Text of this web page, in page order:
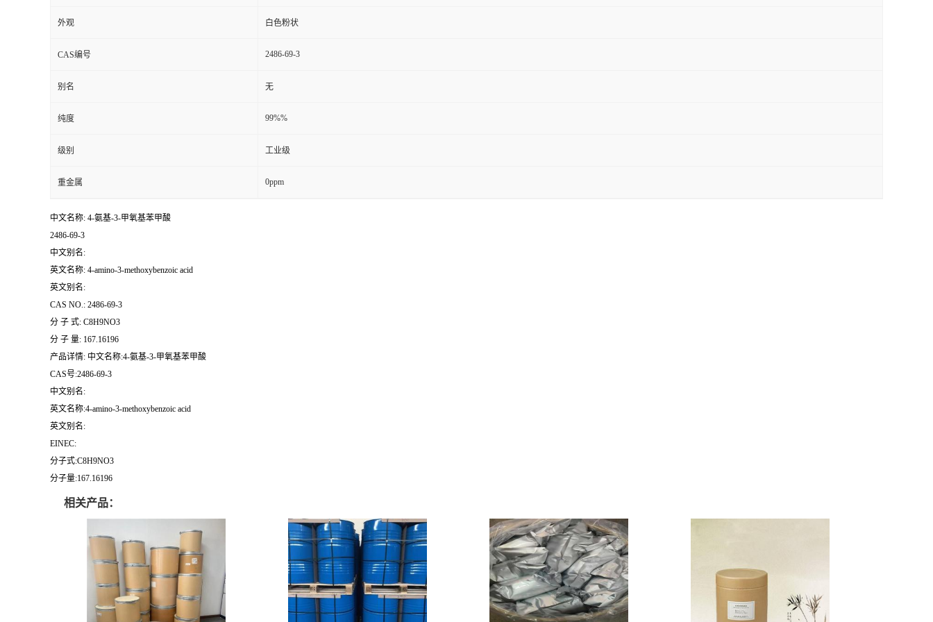
外观 白色粉状
CAS编号 2486-69-3
别名 无
纯度 99%%
级别 工业级
重金属 0ppm
中文名称: 4-氨基-3-甲氧基苯甲酸
2486-69-3
中文别名:
英文名称: 4-amino-3-methoxybenzoic acid
英文别名:
CAS NO.: 2486-69-3
分 子 式: C8H9NO3
分 子 量: 167.16196
产品详情: 中文名称:4-氨基-3-甲氧基苯甲酸
CAS号:2486-69-3
中文别名:
英文名称:4-amino-3-methoxybenzoic acid
英文别名:
EINEC:
分子式:C8H9NO3
分子量:167.16196
相关产品：